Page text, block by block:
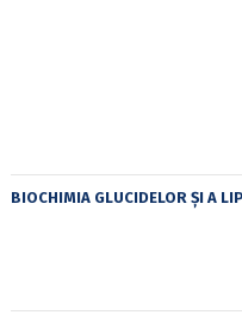
BIOCHIMIA GLUCIDELOR ȘI A